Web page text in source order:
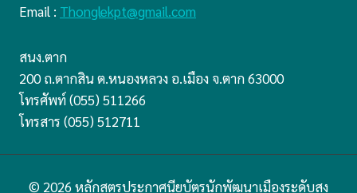
Email : Thonglekpt@gmail.com
สนง.ตาก
200 ถ.ตากสิน ต.หนองหลวง อ.เมือง จ.ตาก 63000
โทรศัพท์ (055) 511266
โทรสาร (055) 512711
© 2026 หลักสูตรประกาศนียบัตรนักพัฒนาเมืองระดับสูง